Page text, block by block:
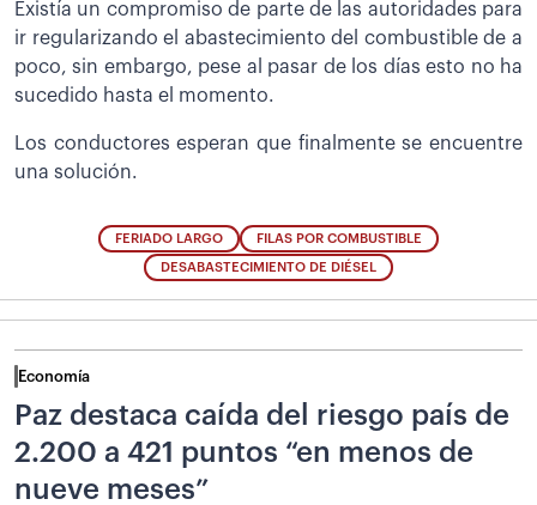
Existía un compromiso de parte de las autoridades para
ir regularizando el abastecimiento del combustible de a
poco, sin embargo, pese al pasar de los días esto no ha
sucedido hasta el momento.
Los conductores esperan que finalmente se encuentre
una solución.
FERIADO LARGO FILAS POR COMBUSTIBLE
DESABASTECIMIENTO DE DIÉSEL
Economía
Paz destaca caída del riesgo país de
2.200 a 421 puntos “en menos de
nueve meses”